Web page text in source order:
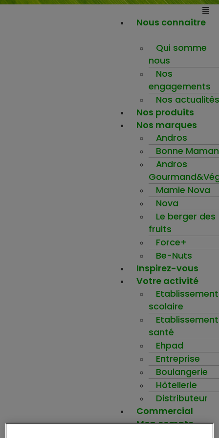
Nous connaitre
Qui somme
nous
Nos
engagements
Nos actualités
Nos produits
Nos marques
Andros
Bonne Maman
Andros
Mamie Nova
Nova
Le berger des
fruits
Force+
Be-Nuts
Inspirez-vous
Votre activité
Etablissement
scolaire
santé
Ehpad
Entreprise
Boulangerie
Hôtellerie
Distributeur
Commercial
Mon compte